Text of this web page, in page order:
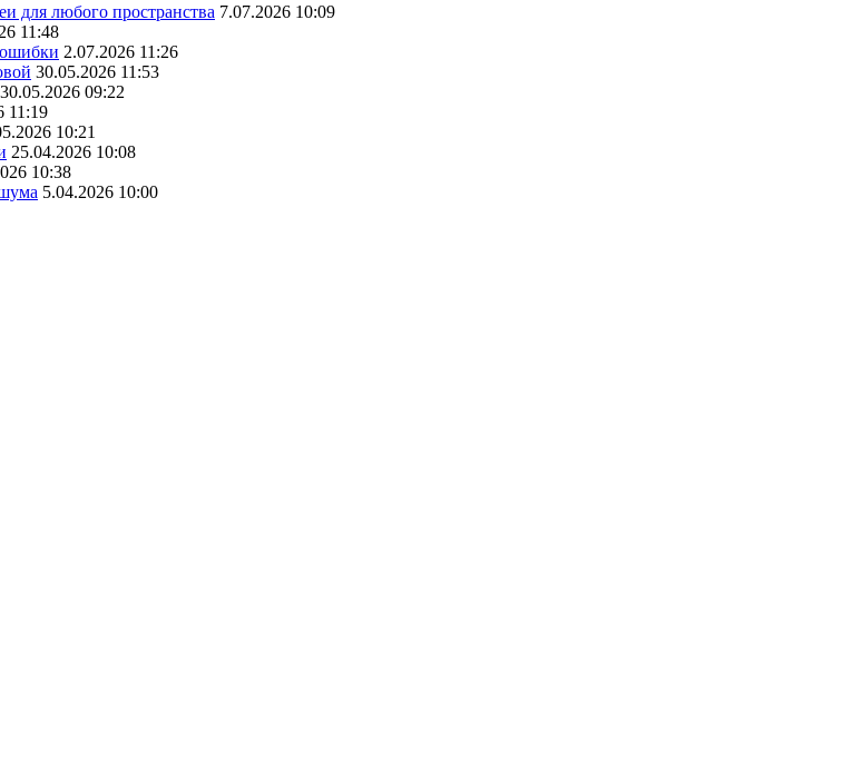
для любого пространства 7.07.2026 10:09
11:48
ошибки 2.07.2026 11:26
30.05.2026 11:53
30.05.2026 09:22
11:19
10:21
25.04.2026 10:08
10:38
5.04.2026 10:00